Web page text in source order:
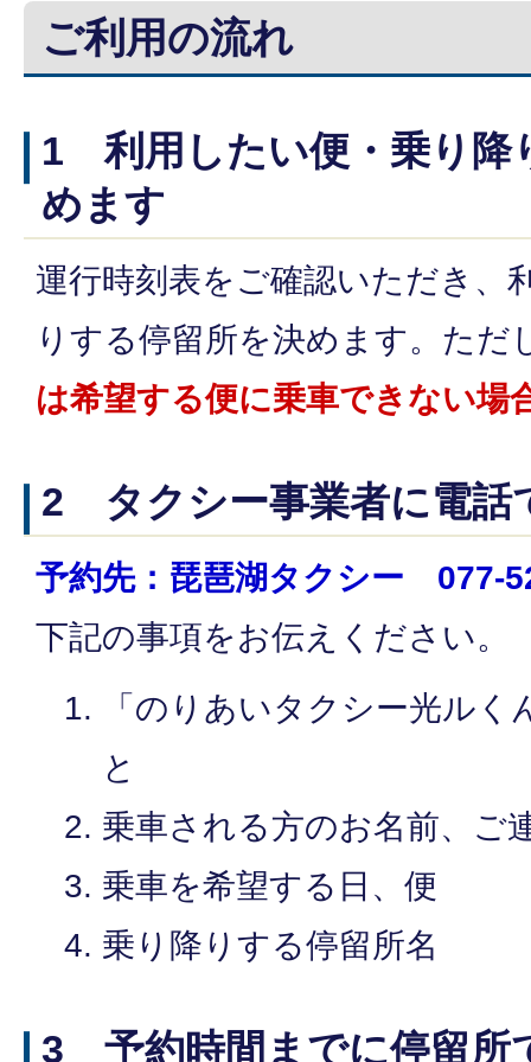
ご利用の流れ
1 利用したい便・乗り降
めます
運行時刻表をご確認いただき、
りする停留所を決めます。ただ
は希望する便に乗車できない場
2 タクシー事業者に電話
予約先：琵琶湖タクシー 077-
下記の事項をお伝えください。
「のりあいタクシー光ル
と
乗車される方のお名前、ご
乗車を希望する日、便
乗り降りする停留所名
3 予約時間までに停留所